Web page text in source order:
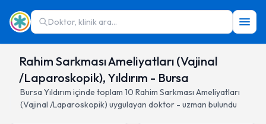
Doktor, klinik ara...
Rahim Sarkması Ameliyatları (Vajinal
/Laparoskopik), Yıldırım - Bursa
Bursa Yıldırım içinde toplam 10 Rahim Sarkması Ameliyatları
(Vajinal /Laparoskopik) uygulayan doktor - uzman bulundu